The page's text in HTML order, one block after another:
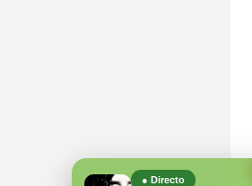
● Directo